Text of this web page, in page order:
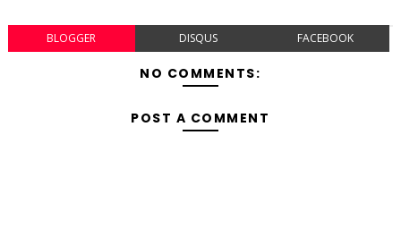
BLOGGER DISQUS FACEBOOK
NO COMMENTS:
POST A COMMENT